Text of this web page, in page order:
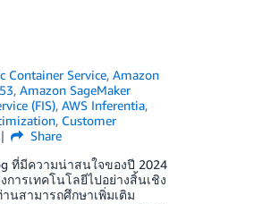
Container Service,Amazon
, Amazon SageMaker
(FIS), AWS Inferentia,
, Customer
Share
ที่มีความน่าสนใจของปี 2024
ารเทคโนโลยีไปอย่างสิ้นเชิง
นสามารถศึกษาเพิ่มเติม